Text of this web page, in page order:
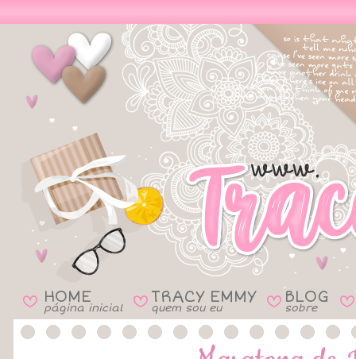
B HOME
página inicial B TRACY EMMY
quem sou eu B BLOG
sobre B